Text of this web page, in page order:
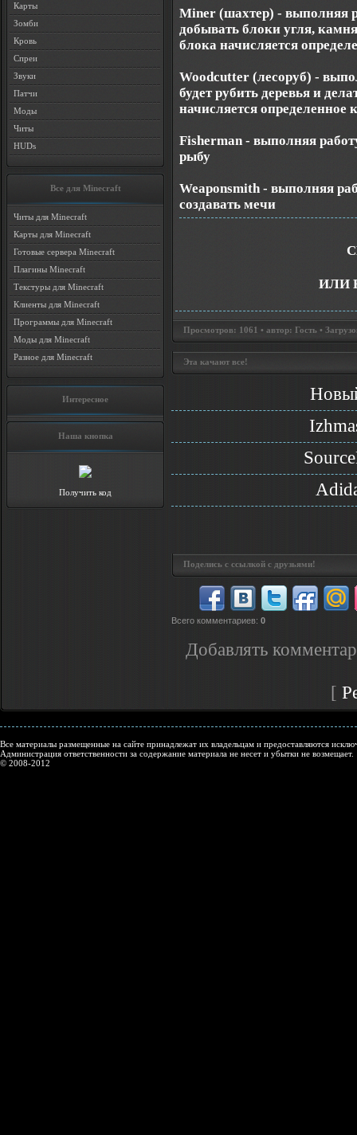
Карты
Зомби
Кровь
Спреи
Звуки
Патчи
Моды
Читы
HUDs
Все для Minecraft
Читы для Minecraft
Карты для Minecraft
Готовые сервера Minecraft
Плагины Minecraft
Текстуры для Minecraft
Клиенты для Minecraft
Программы для Minecraft
Моды для Minecraft
Разное для Minecraft
Интересное
Наша кнопка
Получить код
Miner (шахтер) - выполняя
добывать блоки угля,
блока начисляется
Woodcutter (лесоруб) -
будет рубить деревья и
начисляется определенное
Fisherman - выполняя
рыбу
Weaponsmith - выполняя
создавать мечи
ИЛИ
Просмотров: 1061 • автор: Гость •
Эта качают все!
Поделись с ссылкой с друзьями!
Всего комментариев: 0
Добавлять
[
Все материалы размещенные на сайте принадлежат их владельцам и предоставляются
Администрация ответственности за содержание материала не несет и убытки не возмещает.
© 2008-2012